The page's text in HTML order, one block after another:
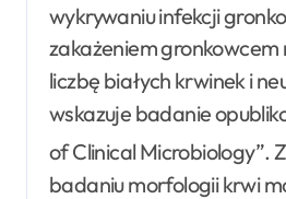
wykrywaniu infekcji
zakażeniem gronkowcem
liczbę białych krwinek i
wskazuje badanie
of Clinical Microbiology”.
badaniu morfologii krwi